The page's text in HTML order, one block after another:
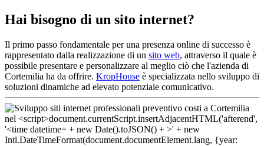
Hai bisogno di un sito internet?
Il primo passo fondamentale per una presenza online di successo è
rappresentato dalla realizzazione di un sito web, attraverso il quale è
possibile presentare e personalizzare al meglio ciò che l'azienda di
Cortemilia ha da offrire. KropHouse è specializzata nello sviluppo di
soluzioni dinamiche ad elevato potenziale comunicativo.